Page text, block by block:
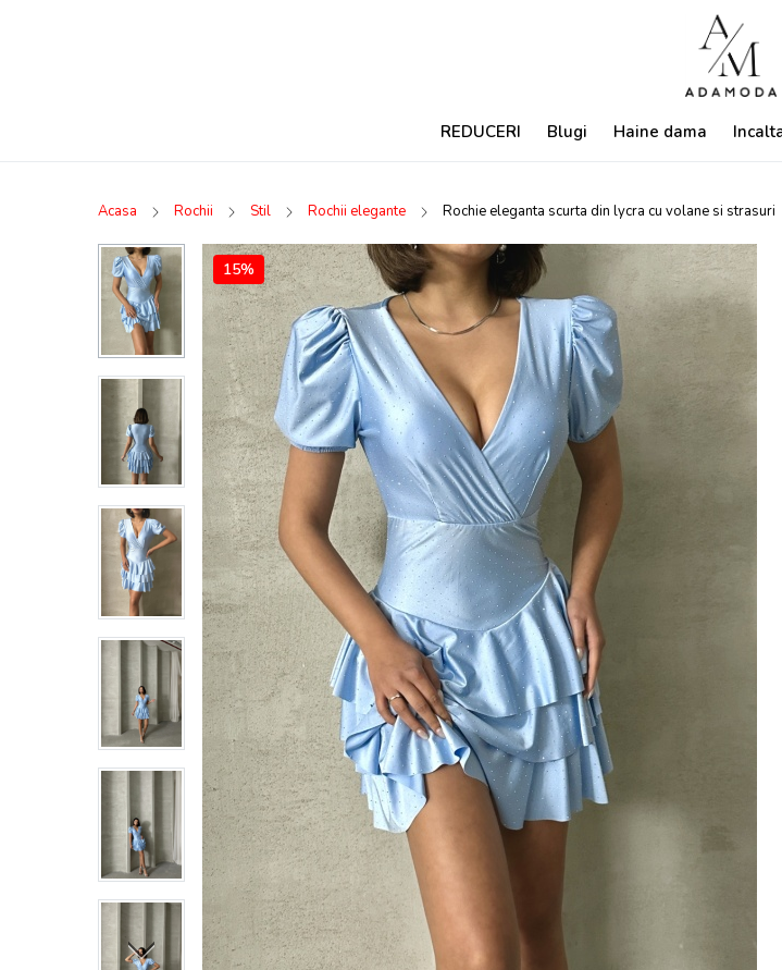
REDUCERI Blugi Haine dama
Acasa Rochii Stil Rochii elegante Rochie eleganta scurta din lycra cu volane si strasuri
15%